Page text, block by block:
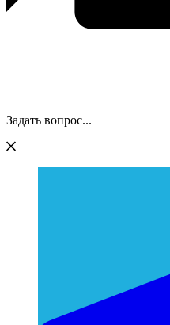
Задать вопрос...